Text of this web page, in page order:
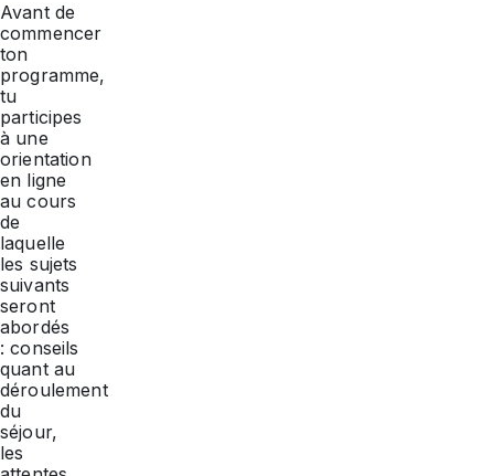
Avant de
commencer
ton
programme,
tu
participes
à une
orientation
en ligne
au cours
de
laquelle
les sujets
suivants
seront
abordés
: conseils
quant au
déroulement
du
séjour,
les